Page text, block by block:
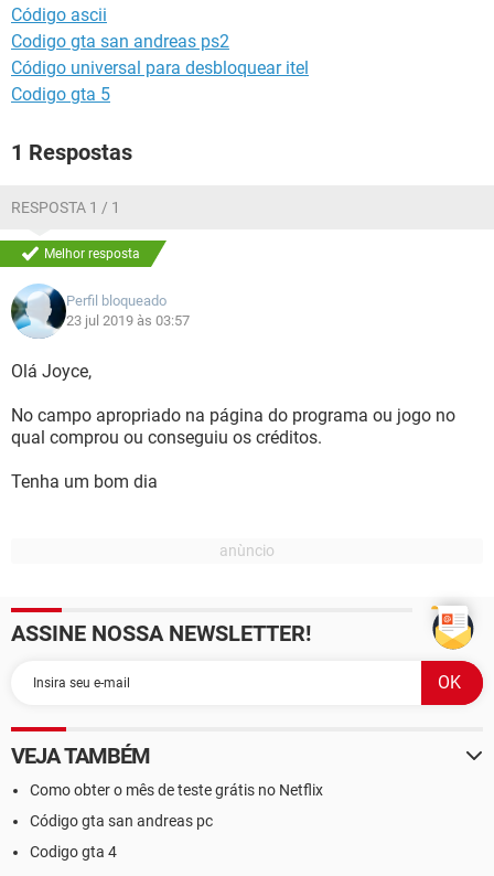
Código ascii
Codigo gta san andreas ps2
Código universal para desbloquear itel
Codigo gta 5
1 Respostas
RESPOSTA 1 / 1
Melhor resposta
Perfil bloqueado
23 jul 2019 às 03:57
Olá Joyce,
No campo apropriado na página do programa ou jogo no
qual comprou ou conseguiu os créditos.
Tenha um bom dia
ASSINE NOSSA NEWSLETTER!
VEJA TAMBÉM
Como obter o mês de teste grátis no Netflix
Código gta san andreas pc
Codigo gta 4